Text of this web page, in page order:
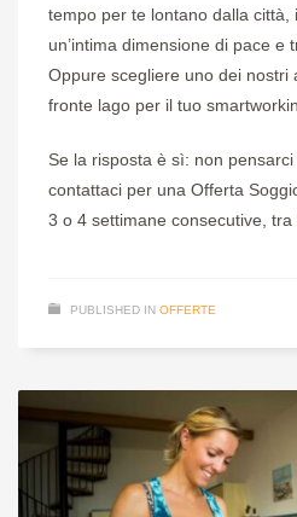
tempo per te lontano dalla città,
un’intima dimensione di pace e
Oppure scegliere uno dei nostri
fronte lago per il tuo
Se la risposta è sì: non
contattaci per una Offerta
3 o 4 settimane consecutive, tra
PUBLISHED IN OFFERTE